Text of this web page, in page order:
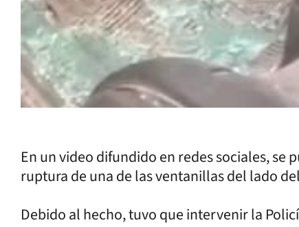
En un video difundido en redes sociales,
ruptura de una de las ventanillas del lado
Debido al hecho, tuvo que intervenir la